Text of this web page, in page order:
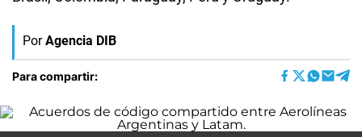
Por Agencia DIB
Para compartir: